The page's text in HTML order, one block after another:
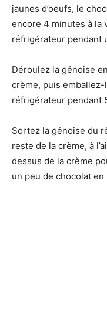
jaunes d’oeufs, le
encore 4 minutes à la
réfrigérateur pendant
Déroulez la génoise
crème, puis
réfrigérateur pendant
Sortez la génoise du
reste de la crème, à
dessus de la crème
un peu de chocolat